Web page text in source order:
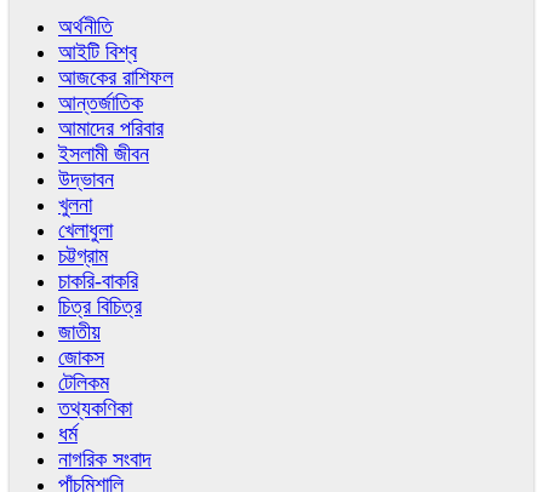
অর্থনীতি
আইটি বিশ্ব
আজকের রাশিফল
আন্তর্জাতিক
আমাদের পরিবার
ইসলামী জীবন
উদ্ভাবন
খুলনা
খেলাধুলা
চট্টগ্রাম
চাকরি-বাকরি
চিত্র বিচিত্র
জাতীয়
জোকস
টেলিকম
তথ্যকণিকা
ধর্ম
নাগরিক সংবাদ
পাঁচমিশালি